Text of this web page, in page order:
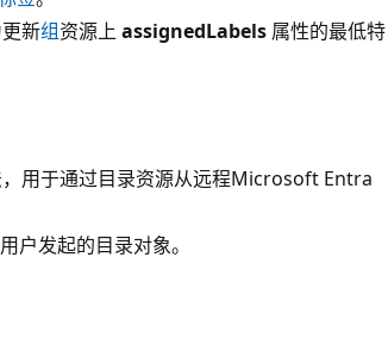
新组资源上assignedLabels 属性的最低特
用于通过目录资源从远程Microsoft Entra
户发起的目录对象。